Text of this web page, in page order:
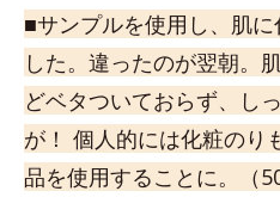
■サンプルを使用し、肌
した。違ったのが翌朝。
どベタついておらず、し
が！ 個人的には化粧のり
品を使用することに。（